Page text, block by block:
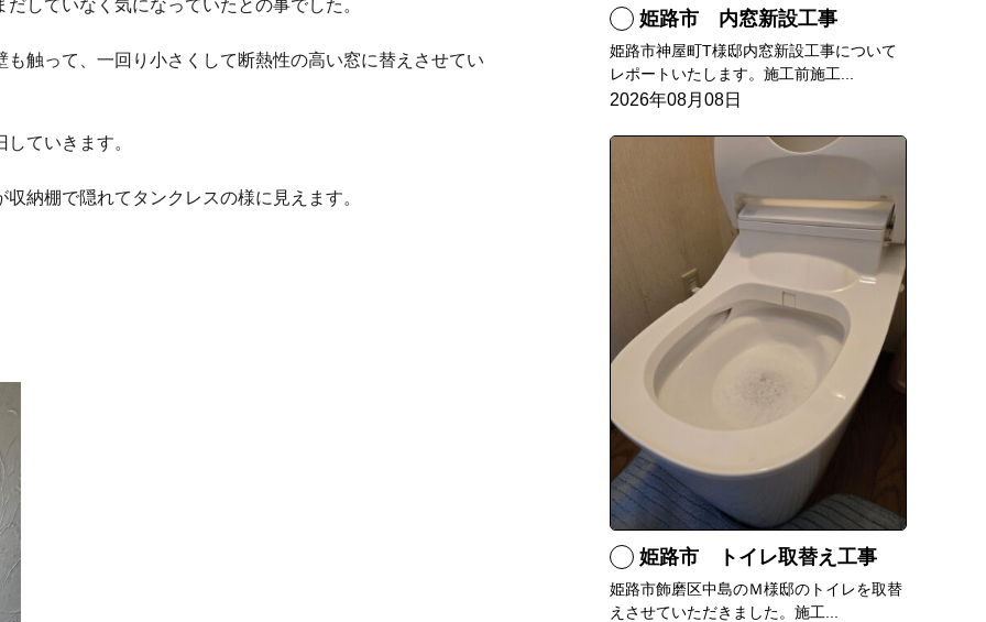
していなく気になっていたとの事でした。
触って、一回り小さくして断熱性の高い窓に替えさせてい
ていきます。
納棚で隠れてタンクレスの様に見えます。
姫路市 内窓新設工事
姫路市神屋町T様邸内窓新設工事について
レポートいたします。施工前施工...
2026年08月08日
姫路市 トイレ取替え工事
姫路市飾磨区中島のＭ様邸のトイレを取替
えさせていただきました。施工...